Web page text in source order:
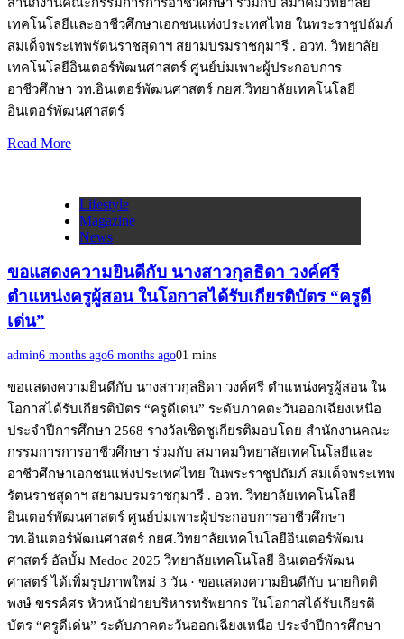
เทคโนโลยีและอาชีวศึกษาเอกชนแห่งประเทศไทย ในพระราชูปถัมภ์
สมเด็จพระเทพรัตนราชสุดาฯ สยามบรมราชกุมารี . อวท. วิทยาลัย
เทคโนโลยีอินเตอร์พัฒนศาสตร์ ศูนย์บ่มเพาะผู้ประกอบการ
อาชีวศึกษา วท.อินเตอร์พัฒนศาสตร์ กยศ.วิทยาลัยเทคโนโลยี
อินเตอร์พัฒนศาสตร์
Read More
Lifestyle
Magazine
News
ขอแสดงความยินดีกับ นางสาวกุลธิดา วงค์ศรี
ตำแหน่งครูผู้สอน ในโอกาสได้รับเกียรติบัตร “ครูดี
เด่น”
admin6 months ago6 months ago01 mins
ขอแสดงความยินดีกับ นางสาวกุลธิดา วงค์ศรี ตำแหน่งครูผู้สอน ใน
โอกาสได้รับเกียรติบัตร “ครูดีเด่น” ระดับภาคตะวันออกเฉียงเหนือ
ประจำปีการศึกษา 2568 รางวัลเชิดชูเกียรติมอบโดย สำนักงานคณะ
กรรมการการอาชีวศึกษา ร่วมกับ สมาคมวิทยาลัยเทคโนโลยีและ
อาชีวศึกษาเอกชนแห่งประเทศไทย ในพระราชูปถัมภ์ สมเด็จพระเทพ
รัตนราชสุดาฯ สยามบรมราชกุมารี . อวท. วิทยาลัยเทคโนโลยี
อินเตอร์พัฒนศาสตร์ ศูนย์บ่มเพาะผู้ประกอบการอาชีวศึกษา
วท.อินเตอร์พัฒนศาสตร์ กยศ.วิทยาลัยเทคโนโลยีอินเตอร์พัฒน
ศาสตร์ อัลบั้ม Medoc 2025 วิทยาลัยเทคโนโลยี อินเตอร์พัฒน
ศาสตร์ ได้เพิ่มรูปภาพใหม่ 3 วัน · ขอแสดงความยินดีกับ นายกิตติ
พงษ์ ขรรค์ศร หัวหน้าฝ่ายบริหารทรัพยากร ในโอกาสได้รับเกียรติ
บัตร “ครูดีเด่น” ระดับภาคตะวันออกเฉียงเหนือ ประจำปีการศึกษา